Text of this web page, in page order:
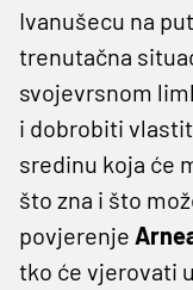
Ivanušecu na
trenutačna
svojevrsnom
i dobrobiti
sredinu koja će
što zna i što
povjerenje
tko će vjerovati